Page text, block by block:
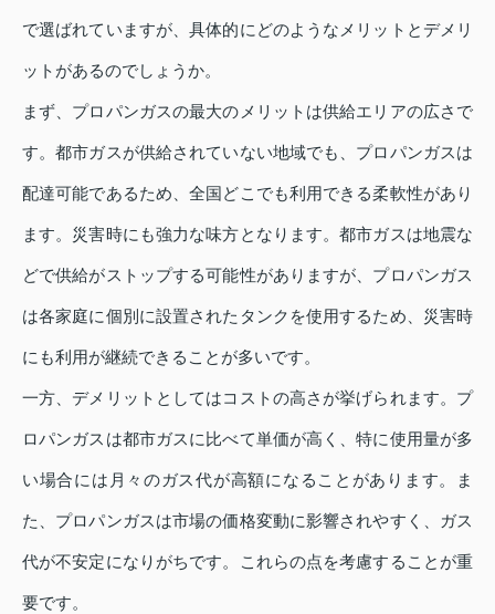
で選ばれていますが、具体的にどのようなメリットとデメリ
ットがあるのでしょうか。
まず、プロパンガスの最大のメリットは供給エリアの広さで
す。都市ガスが供給されていない地域でも、プロパンガスは
配達可能であるため、全国どこでも利用できる柔軟性があり
ます。災害時にも強力な味方となります。都市ガスは地震な
どで供給がストップする可能性がありますが、プロパンガス
は各家庭に個別に設置されたタンクを使用するため、災害時
にも利用が継続できることが多いです。
一方、デメリットとしてはコストの高さが挙げられます。プ
ロパンガスは都市ガスに比べて単価が高く、特に使用量が多
い場合には月々のガス代が高額になることがあります。ま
た、プロパンガスは市場の価格変動に影響されやすく、ガス
代が不安定になりがちです。これらの点を考慮することが重
要です。